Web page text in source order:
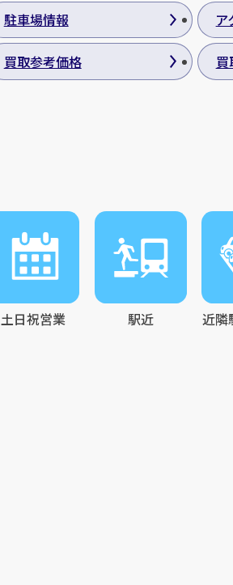
駐車場情報 ア
買取参考価格 買
土日祝営業 駅近 近隣